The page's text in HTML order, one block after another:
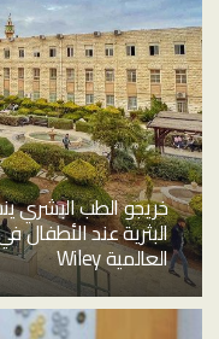
خريجو الطب البشري
البثرية عند الأطفال
العالمية Wiley